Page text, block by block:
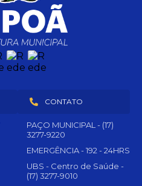
CONTATO
PAÇO MUNICIPAL - (17)
3277-9220
EMERGÊNCIA - 192 - 24HRS
UBS - Centro de Saúde -
(17) 3277-9010